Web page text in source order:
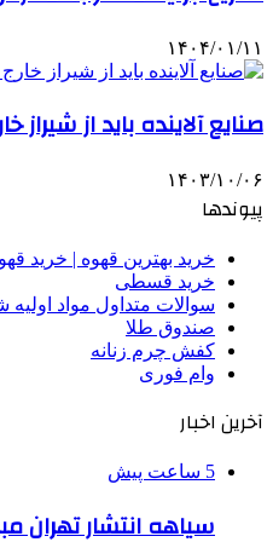
۱۴۰۴/۰۱/۱۱
صنایع آلاینده باید از شیراز
۱۴۰۳/۱۰/۰۶
پیوندها
خرید بهترین قهوه | خرید
خرید قسطی
سوالات متداول مواد اولیه
صندوق طلا
کفش چرم زنانه
وام فوری
آخرین اخبار
5 ساعت پیش
سیاهه انتشار